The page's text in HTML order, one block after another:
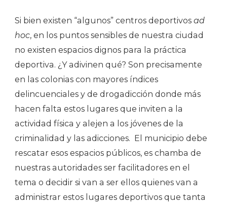
Si bien existen “algunos” centros deportivos ad
hoc, en los puntos sensibles de nuestra ciudad
no existen espacios dignos para la práctica
deportiva. ¿Y adivinen qué? Son precisamente
en las colonias con mayores índices
delincuenciales y de drogadicción donde más
hacen falta estos lugares que inviten a la
actividad física y alejen a los jóvenes de la
criminalidad y las adicciones. El municipio debe
rescatar esos espacios públicos, es chamba de
nuestras autoridades ser facilitadores en el
tema o decidir si van a ser ellos quienes van a
administrar estos lugares deportivos que tanta